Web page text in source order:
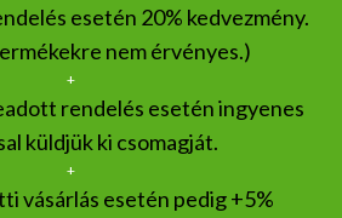
esetén 20% kedvezmény.
nem érvényes.)
+
rendelés esetén ingyenes
küldjük ki csomagját.
+
vásárlás esetén pedig +5%